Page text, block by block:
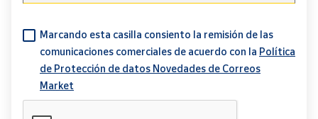
Marcando esta casilla consiento la remisión de las
comunicaciones comerciales de acuerdo con la Política
de Protección de datos Novedades de Correos
Market